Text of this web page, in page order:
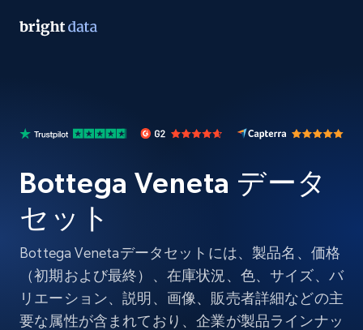
Bottega Veneta データ
セット
Bottega Venetaデータセットには、製品名、価格
（初期および最終）、在庫状況、色、サイズ、バ
リエーション、説明、画像、販売者詳細などの主
要な属性が含まれており、企業が製品ラインナッ